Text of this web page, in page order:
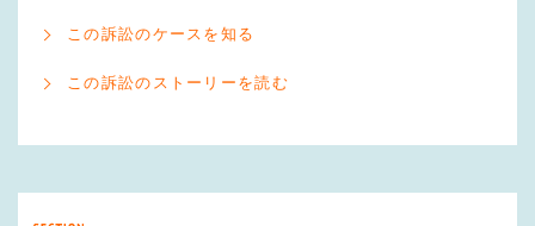
この訴訟のケースを知る
この訴訟のストーリーを読む